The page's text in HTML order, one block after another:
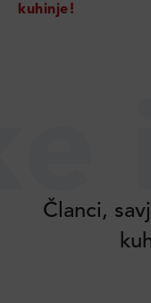
kuhinje!
Članci,